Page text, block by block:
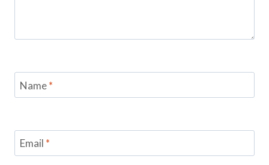
Name*
Email *